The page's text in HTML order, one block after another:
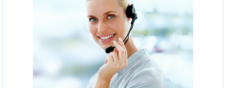
Gerlinde Zeil,
19348 Perleberg
Lieber Dr. Hittich, ich nehme
Ihre Gesundheits-Mittel und
bin sehr zufrieden. Ich